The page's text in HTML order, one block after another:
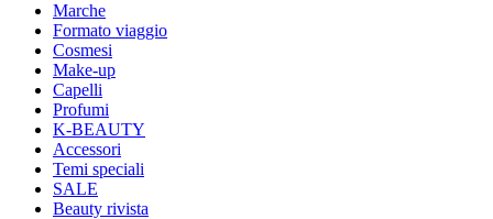
Marche
Formato viaggio
Cosmesi
Make-up
Capelli
Profumi
K-BEAUTY
Accessori
Temi speciali
SALE
Beauty rivista